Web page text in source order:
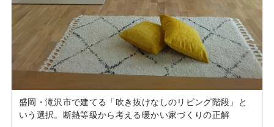
盛岡・滝沢市で建てる「吹き抜けなしのリビング階段」と
いう選択。断熱等級から考える暖かい家づくりの正解